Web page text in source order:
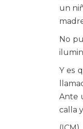
un
No
Y es
Ante
calla